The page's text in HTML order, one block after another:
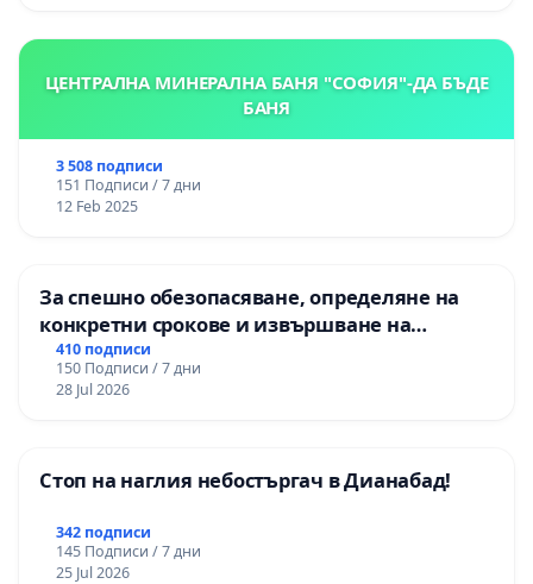
ЦЕНТРАЛНА МИНЕРАЛНА БАНЯ "СОФИЯ"-ДА БЪДЕ
БАНЯ
3 508 подписи
151 Подписи / 7 дни
12 Feb 2025
За спешно обезопасяване, определяне на
конкретни срокове и извършване на
цялостна рехабилитация на
републиканския път между пътен възел АМ
„Тракия“ - гр. Ихтиман - с. Мирово - к.к.
410 подписи
150 Подписи / 7 дни
28 Jul 2026
Стоп на наглия небостъргач в Дианабад!
342 подписи
145 Подписи / 7 дни
25 Jul 2026